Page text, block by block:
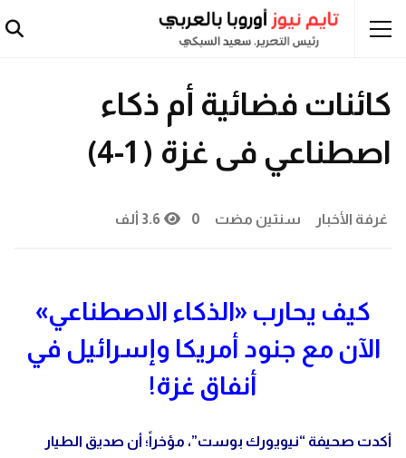
تقارير وتحقيقات فلسطينيون
كائنات فضائية أم ذكاء
اصطناعي فى غزة ( 1-4)
غرفة الأخبار سنتين مضت 0 3.6 ألف
كيف يحارب «الذكاء الاصطناعي»
الآن مع جنود أمريكا وإسرائيل في
أنفاق غزة!
أكدت صحيفة “نيويورك بوست”، مؤخراً؛ أن صديق الطيار